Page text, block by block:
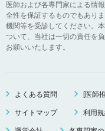
医師および各専門家による情
全性を保証するものでもあり
機関等を受診してください。
ついて、当社は一切の責任を
お願いいたします。
よくある質問 [医師
サイトマップ 利用